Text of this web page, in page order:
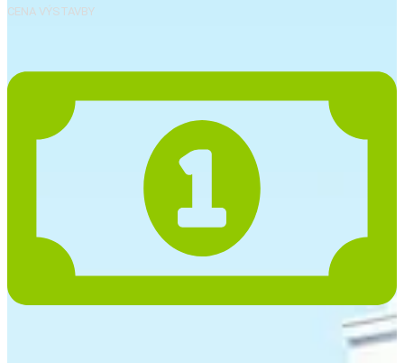
CENA VÝSTAVBY